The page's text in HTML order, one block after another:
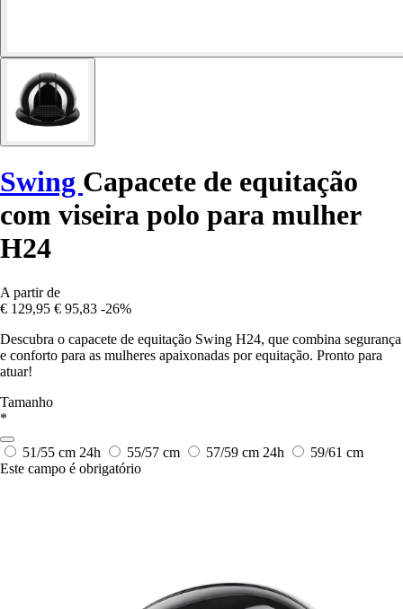
Swing Capacete de equitação
com viseira polo para mulher
H24
A partir de
€ 129,95 € 95,83 -26%
Descubra o capacete de equitação Swing H24, que combina segurança
e conforto para as mulheres apaixonadas por equitação. Pronto para
atuar!
Tamanho
*
51/55 cm 24h 55/57 cm 57/59 cm 24h
59/61 cm
Este campo é obrigatório